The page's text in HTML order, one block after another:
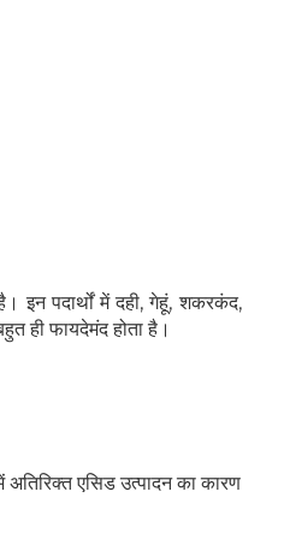
इन पदार्थों में दही, गेहूं, शकरकंद,
ही फायदेमंद होता है।
एसिड उत्पादन का कारण